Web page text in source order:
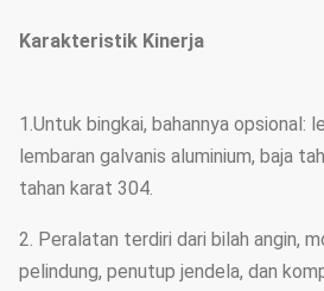
Karakteristik Kinerja
1.Untuk bingkai, bahannya opsional:
lembaran galvanis aluminium, baja
tahan karat 304.
2. Peralatan terdiri dari bilah angin,
pelindung, penutup jendela, dan